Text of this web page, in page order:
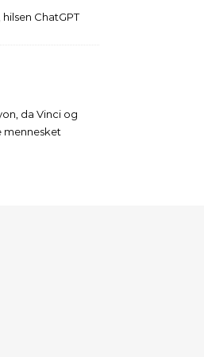
ChatGPT
da Vinci og
mennesket